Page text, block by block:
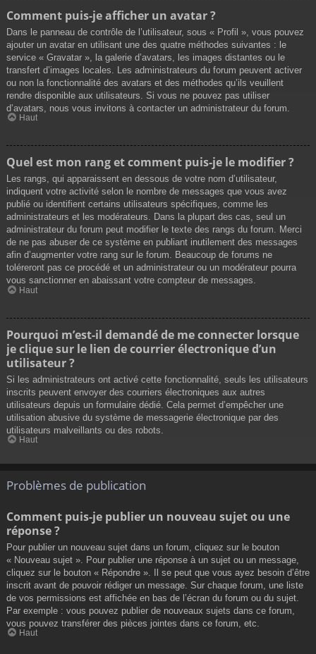
Comment puis-je afficher un avatar ?
Dans le panneau de contrôle de l’utilisateur, sous « Profil », vous pouvez
ajouter un avatar en utilisant une des quatre méthodes suivantes : le
service « Gravatar », la galerie d’avatars, les images distantes ou le
transfert d’images locales. Les administrateurs du forum peuvent activer
ou non la fonctionnalité des avatars et des méthodes qu’ils veuillent
rendre disponible aux utilisateurs. Si vous ne pouvez pas utiliser
d’avatars, nous vous invitons à contacter un administrateur du forum.
Haut
Quel est mon rang et comment puis-je le modifier ?
Les rangs, qui apparaissent en dessous de votre nom d’utilisateur,
indiquent votre activité selon le nombre de messages que vous avez
publié ou identifient certains utilisateurs spécifiques, comme les
administrateurs et les modérateurs. Dans la plupart des cas, seul un
administrateur du forum peut modifier le texte des rangs du forum. Merci
de ne pas abuser de ce système en publiant inutilement des messages
afin d’augmenter votre rang sur le forum. Beaucoup de forums ne
toléreront pas ce procédé et un administrateur ou un modérateur pourra
vous sanctionner en abaissant votre compteur de messages.
Haut
Pourquoi m’est-il demandé de me connecter lorsque
je clique sur le lien de courrier électronique d’un
utilisateur ?
Si les administrateurs ont activé cette fonctionnalité, seuls les utilisateurs
inscrits peuvent envoyer des courriers électroniques aux autres
utilisateurs depuis un formulaire dédié. Cela permet d’empêcher une
utilisation abusive du système de messagerie électronique par des
utilisateurs malveillants ou des robots.
Haut
Problèmes de publication
Comment puis-je publier un nouveau sujet ou une
réponse ?
Pour publier un nouveau sujet dans un forum, cliquez sur le bouton
« Nouveau sujet ». Pour publier une réponse à un sujet ou un message,
cliquez sur le bouton « Répondre ». Il se peut que vous ayez besoin d’être
inscrit avant de pouvoir rédiger un message. Sur chaque forum, une liste
de vos permissions est affichée en bas de l’écran du forum ou du sujet.
Par exemple : vous pouvez publier de nouveaux sujets dans ce forum,
vous pouvez transférer des pièces jointes dans ce forum, etc.
Haut